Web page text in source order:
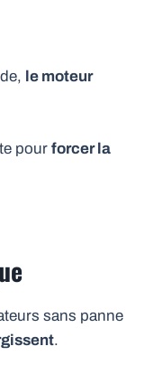
le moteur
pour forcer la
sans panne
.